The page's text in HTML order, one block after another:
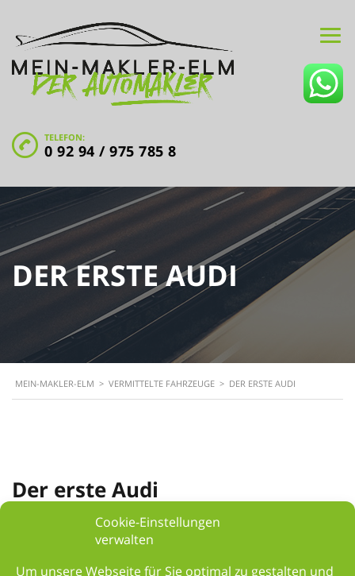
Cookie-Einstellungen
verwalten
Um unsere Webseite für Sie optimal zu gestalten und
TELEFON:
0 92 94 / 975 785 8
DER ERSTE AUDI
MEIN-MAKLER-ELM > VERMITTELTE FAHRZEUGE > DER ERSTE AUDI
Der erste Audi
Ich durfte diesen Werksdienstwagen von Audi zu tollen
Konditionen an seinen neuen Besitzer ausliefern.